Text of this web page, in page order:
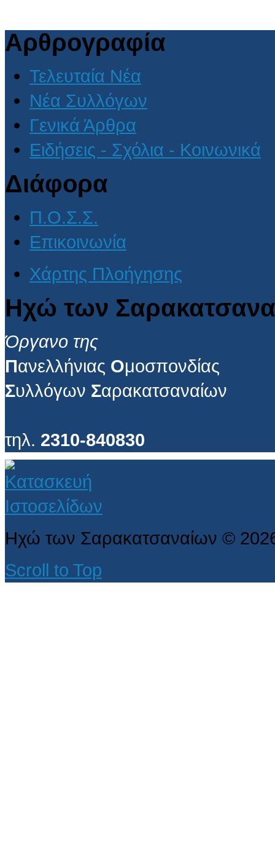
Αρθρογραφία
Τελευταία Νέα
Νέα Συλλόγων
Γενικά Άρθρα
Ειδήσεις - Σχόλια - Κοινωνικά
Διάφορα
Π.Ο.Σ.Σ.
Επικοινωνία
Χάρτης Πλοήγησης
Ηχώ των
Όργανο της
Πανελλήνιας Ομοσπονδίας
Συλλόγων Σαρακατσαναίων
τηλ. 2310-840830
Ηχώ των Σαρακατσαναίων ©
Scroll to Top